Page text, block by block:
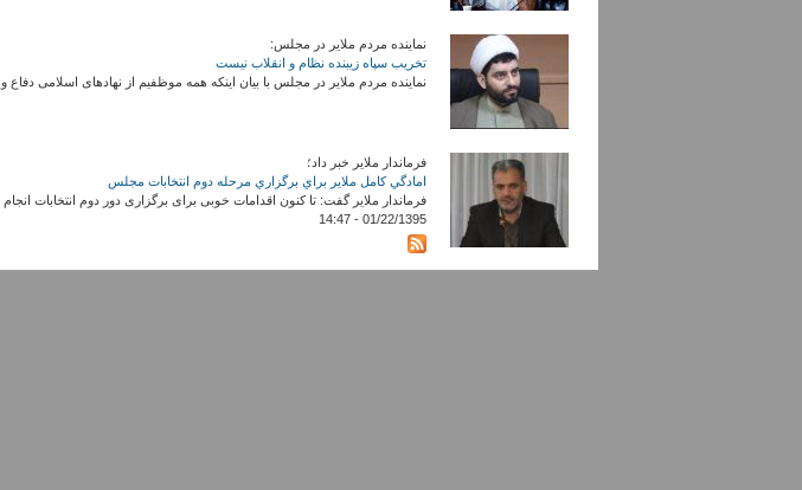
نماینده مردم ملایر در مجلس:
تخریب سپاه زیبنده نظام و انقلاب نیست
نماینده مردم ملایر در مجلس با بیان اینکه همه موظفیم از نهادهای اسلامی دفاع و حمایت
فرماندار ملایر خبر داد؛
امادگي کامل ملاير براي برگزاري مرحله دوم انتخابات مجلس
فرماندار ملایر گفت: تا کنون اقدامات خوبی برای برگزاری دور دوم انتخابات
01/22/1395 - 14:47